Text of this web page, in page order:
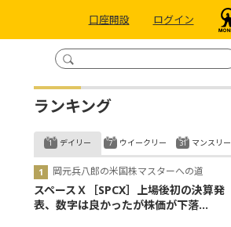
口座開設 ログイン
ランキング
デイリー
岡元兵八郎の米国株マスターへの道
スペースＸ［SPCX］上場後初の決算発
表、数字は良かったが株価が下落...
ウイークリー マンスリー